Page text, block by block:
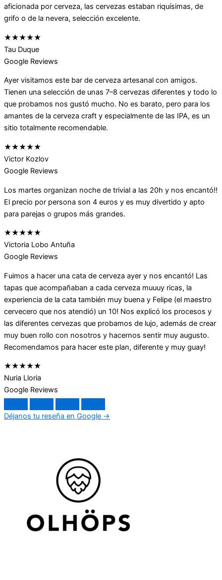
aficionada por cerveza, las cervezas estaban riquísimas, de
grifo o de la nevera, selección excelente.
★★★★★
Tau Duque
Google Reviews
Ayer visitamos este bar de cerveza artesanal con amigos.
Tienen una selección de unas 7–8 cervezas diferentes y todo lo
que probamos nos gustó mucho. No es barato, pero para los
amantes de la cerveza craft y especialmente de las IPA, es un
sitio totalmente recomendable.
★★★★★
Victor Kozlov
Google Reviews
Los martes organizan noche de trivial a las 20h y nos encantó!!
El precio por persona son 4 euros y es muy divertido y apto
para parejas o grupos más grandes.
★★★★★
Victoria Lobo Antuña
Google Reviews
Fuimos a hacer una cata de cerveza ayer y nos encantó! Las
tapas que acompañaban a cada cerveza muuuy ricas, la
experiencia de la cata también muy buena y Felipe (el maestro
cervecero que nos atendió) un 10! Nos explicó los procesos y
las diferentes cervezas que probamos de lujo, además de crear
muy buen rollo con nosotros y hacernos sentir muy augusto.
Recomendamos para hacer este plan, diferente y muy guay!
★★★★★
Nuria Lloria
Google Reviews
Déjanos tu reseña en Google →